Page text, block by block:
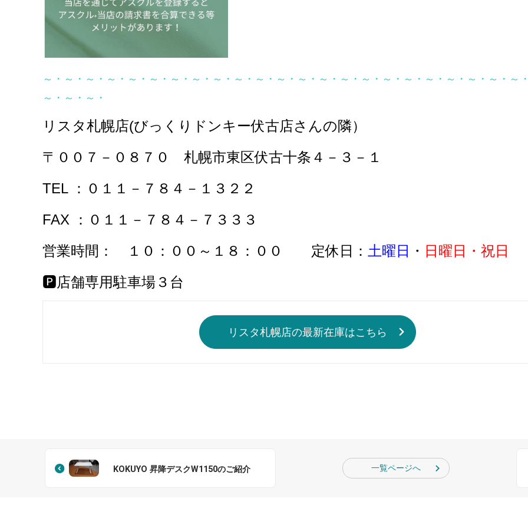
～・～・～・～・～・～・～・～・～・～・～・～・～・～・～・～・～・～・～・～・～・～・～
～・～・～・
リスタ札幌店(びっくりドンキー伏古店さんの隣）
〒００７－０８７０ 札幌市東区伏古十条４－３－１
TEL ：０１１－７８４－１３２２
FAX ：０１１－７８４－７３３
営業時間： １０：００～１８：００ 定休日： 土曜日 ・ 日曜日・祝日
🅿店舗専用駐車場３台
リスタ札幌店の最新在庫はこちら
KOKUYO 昇降デスクW1150のご紹介 一覧ページへ